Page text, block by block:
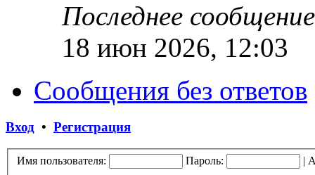
Последнее
18 июн 2026, 12:03
Сообщения без ответов
Вход • Регистрация
Имя пользователя: Пароль: |